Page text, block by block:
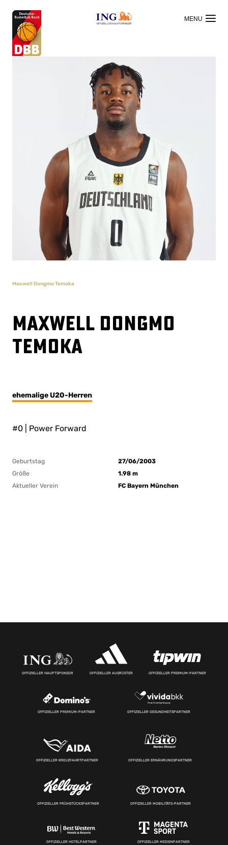
OFFIZIELLER HAUPTSPONSOR
Maxwell Dongmo Temoka
Maxwell Dongmo
Temoka
ehemalige U20-Herren
#0 | Power Forward
Geburtstag
27/06/2003
Größe
1.98 m
Aktueller Verein
FC Bayern München
OFFIZIELLER HAUPTSPONSOR OFFIZIELLER AUSRÜSTER OFFIZIELLER PREMIUM-PARTNER
OFFIZIELLER PREMIUM-PARTNER OFFIZIELLER GESUNDHEITSPARTNER
OFFIZIELLER KREUZFAHRTPARTNER OFFIZIELLER ERNÄHRUNGSPARTNER
OFFIZIELLER FRÜHSTÜCKSPARTNER OFFIZIELLER MOBILITÄTS-PARTNER
OFFIZIELLER HOTELPARTNER OFFIZIELLER MEDIENPARTNER